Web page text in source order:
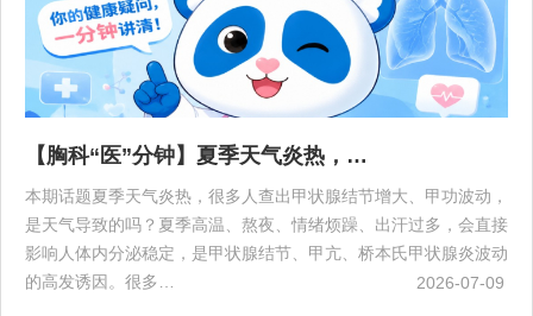
2026-07-09
【胸科“医”分钟】夏季天气炎热，…
本期话题夏季天气炎热，很多人查出甲状腺结节增大、甲功波动，
是天气导致的吗？夏季高温、熬夜、情绪烦躁、出汗过多，会直接
影响人体内分泌稳定，是甲状腺结节、甲亢、桥本氏甲状腺炎波动
的高发诱因。很多…